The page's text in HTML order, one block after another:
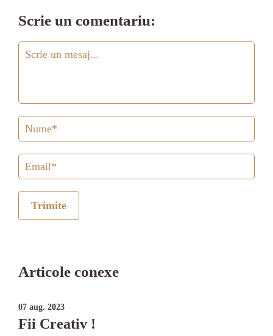
Scrie un comentariu:
Trimite
Articole conexe
07 aug. 2023
Fii Creativ !